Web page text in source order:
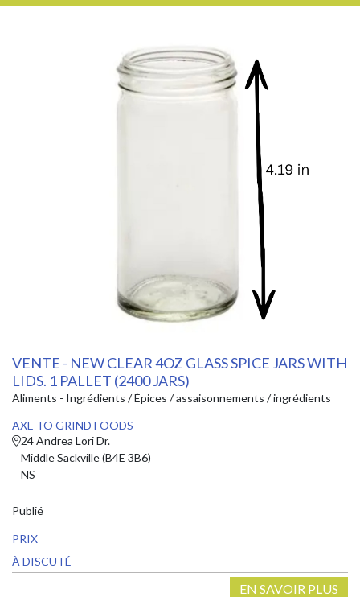
VENTE - NEW CLEAR 4OZ GLASS SPICE JARS WITH
LIDS. 1 PALLET (2400 JARS)
Aliments - Ingrédients / Épices / assaisonnements / ingrédients
AXE TO GRIND FOODS
24 Andrea Lori Dr.
Middle Sackville (B4E 3B6)
NS
Publié
PRIX
À DISCUTÉ
EN SAVOIR PLUS